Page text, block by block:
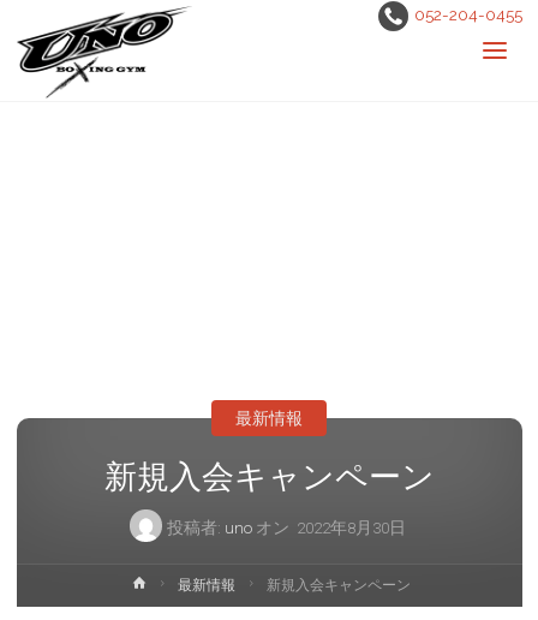
052-204-0455
新規入会キャンペーン
投稿者: uno オン 2022年8月30日
最新情報
ホ
ー
最新情報 新規入会キャンペーン